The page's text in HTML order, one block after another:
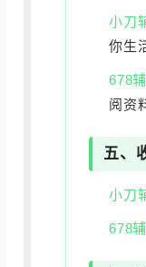
小刀
你生
678
阅资
五、
小刀
678